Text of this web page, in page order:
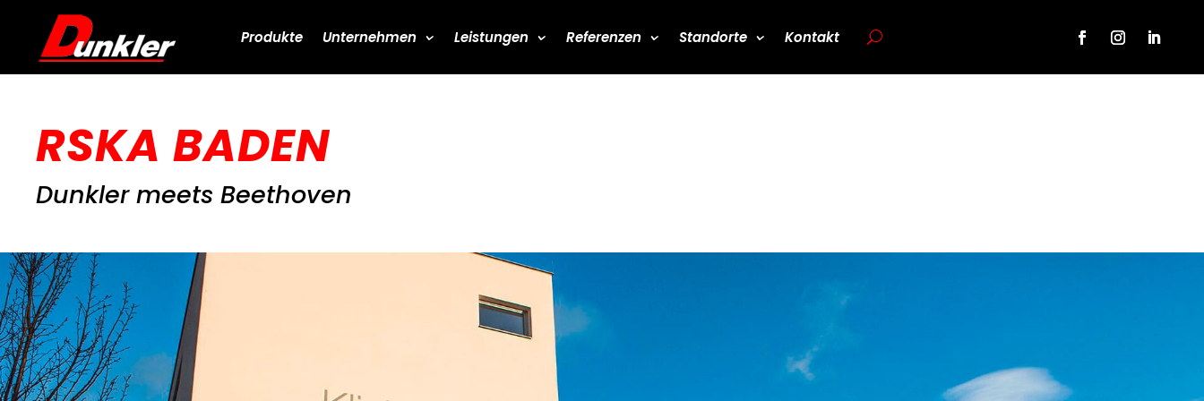
Produkte Unternehmen Leistungen Referenzen Standorte Kontakt
RSKA BADEN
Dunkler meets Beethoven